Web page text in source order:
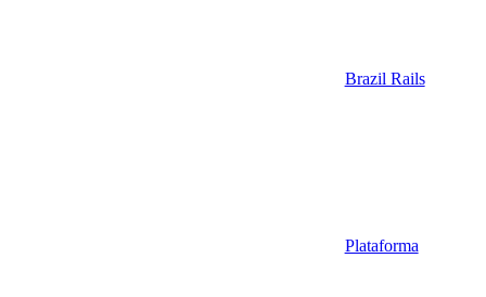
Brazil Rails
Plataforma